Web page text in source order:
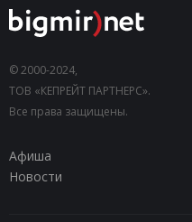
© 2000-2024,
ТОВ «КЕПРЕЙТ ПАРТНЕРС».
Все права защищены.
Афиша
Новости